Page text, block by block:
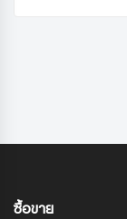
ซื้อขาย